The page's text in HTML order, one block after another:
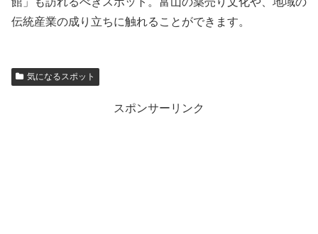
伝統産業の成り立ちに触れることができます。
気になるスポット
スポンサーリンク